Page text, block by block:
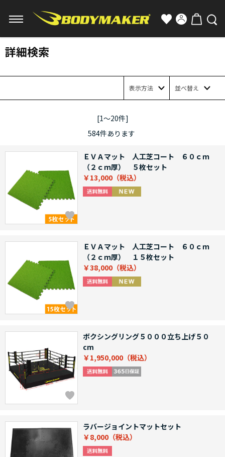
詳細検索
表示方法 並べ替え
[1～20件]
584件あります
ＥＶＡマット 人工芝コート ６０ｃｍ
（２ｃｍ厚） ５枚セット
￥13,000
ＥＶＡマット 人工芝コート ６０ｃｍ
（２ｃｍ厚） １５枚セット
￥38,000
ボクシングリング５０００立ち上げ５０
cm
￥1,950,000
ラバージョイントマットセット
￥8,000